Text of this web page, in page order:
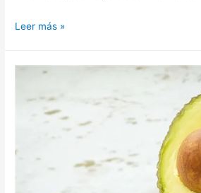
Leer más »